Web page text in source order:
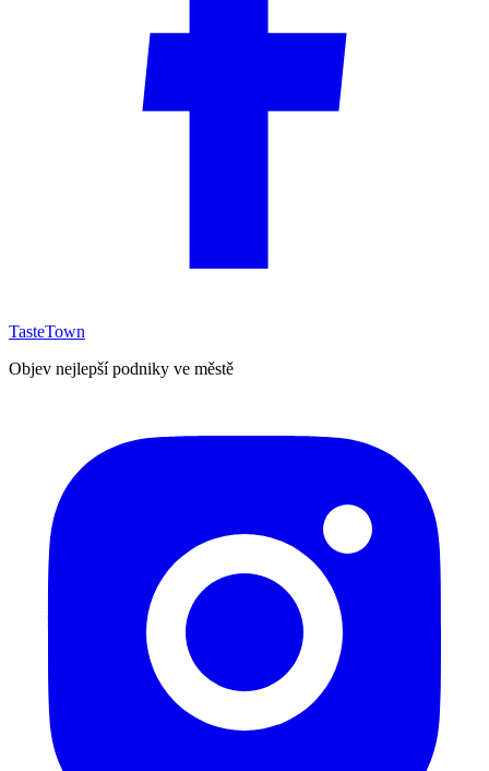
TasteTown
Objev nejlepší podniky ve městě